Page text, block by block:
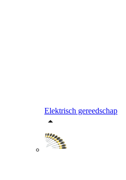
Elektrisch gereedschap